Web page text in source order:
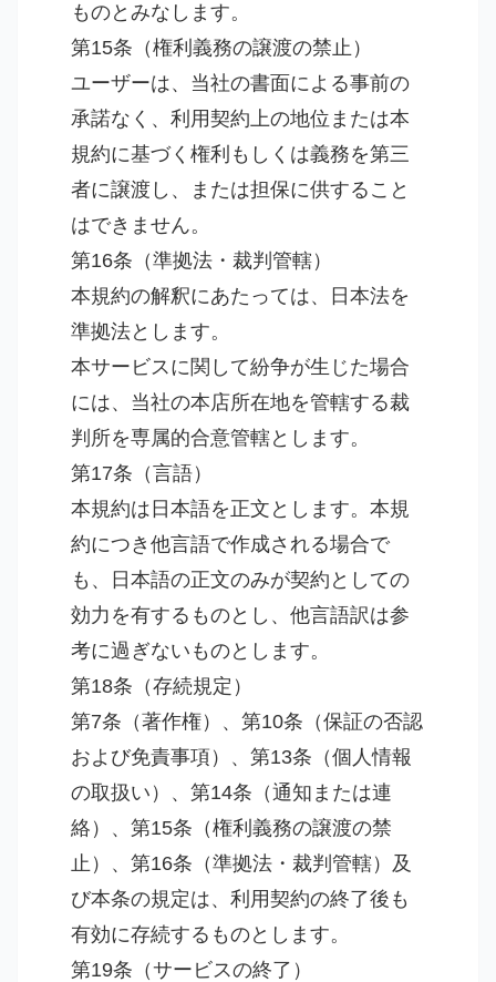
ものとみなします。
第15条（権利義務の譲渡の禁止）
ユーザーは、当社の書面による事前の
承諾なく、利用契約上の地位または本
規約に基づく権利もしくは義務を第三
者に譲渡し、または担保に供すること
はできません。
第16条（準拠法・裁判管轄）
本規約の解釈にあたっては、日本法を
準拠法とします。
本サービスに関して紛争が生じた場合
には、当社の本店所在地を管轄する裁
判所を専属的合意管轄とします。
第17条（言語）
本規約は日本語を正文とします。本規
約につき他言語で作成される場合で
も、日本語の正文のみが契約としての
効力を有するものとし、他言語訳は参
考に過ぎないものとします。
第18条（存続規定）
第7条（著作権）、第10条（保証の否認
および免責事項）、第13条（個人情報
の取扱い）、第14条（通知または連
絡）、第15条（権利義務の譲渡の禁
止）、第16条（準拠法・裁判管轄）及
び本条の規定は、利用契約の終了後も
有効に存続するものとします。
第19条（サービスの終了）